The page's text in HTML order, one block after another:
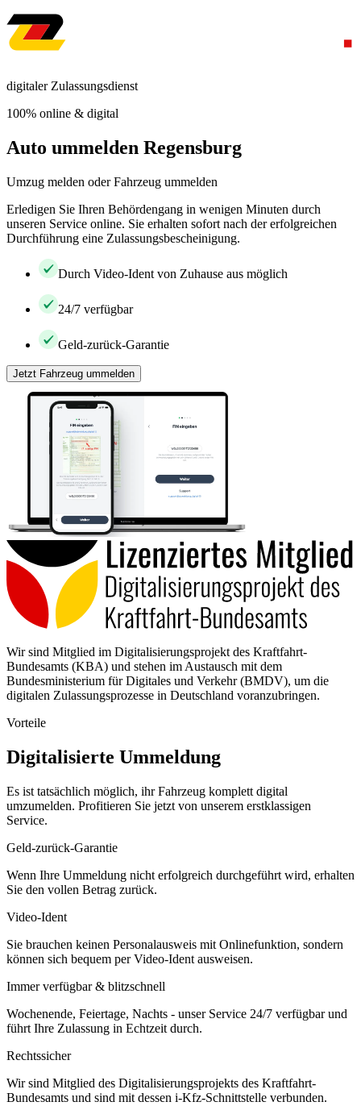
digitaler Zulassungsdienst
100% online & digital
Auto ummelden Regensburg
Umzug melden oder Fahrzeug ummelden
Erledigen Sie Ihren Behördengang in wenigen Minuten durch
unseren Service online. Sie erhalten sofort nach der erfolgreichen
Durchführung eine Zulassungsbescheinigung.
Durch Video-Ident von Zuhause aus möglich
24/7 verfügbar
Geld-zurück-Garantie
Jetzt Fahrzeug ummelden
Wir sind Mitglied im Digitalisierungsprojekt des Kraftfahrt-
Bundesamts (KBA) und stehen im Austausch mit dem
Bundesministerium für Digitales und Verkehr (BMDV), um die
digitalen Zulassungsprozesse in Deutschland voranzubringen.
Vorteile
Digitalisierte Ummeldung
Es ist tatsächlich möglich, ihr Fahrzeug komplett digital
umzumelden. Profitieren Sie jetzt von unserem erstklassigen
Service.
Geld-zurück-Garantie
Wenn Ihre Ummeldung nicht erfolgreich durchgeführt wird, erhalten
Sie den vollen Betrag zurück.
Video-Ident
Sie brauchen keinen Personalausweis mit Onlinefunktion, sondern
können sich bequem per Video-Ident ausweisen.
Immer verfügbar & blitzschnell
Wochenende, Feiertage, Nachts - unser Service 24/7 verfügbar und
führt Ihre Zulassung in Echtzeit durch.
Rechtssicher
Wir sind Mitglied des Digitalisierungsprojekts des Kraftfahrt-
Bundesamts und sind mit dessen i-Kfz-Schnittstelle verbunden.